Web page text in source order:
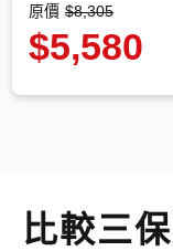
原價 $8,305
$5,580
比較三